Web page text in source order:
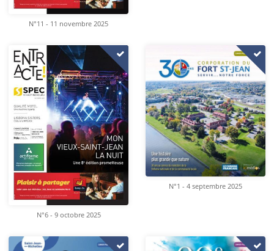
N°11 - 11 novembre 2025
N°6 - 9 octobre 2025
N°1 - 4 septembre 2025